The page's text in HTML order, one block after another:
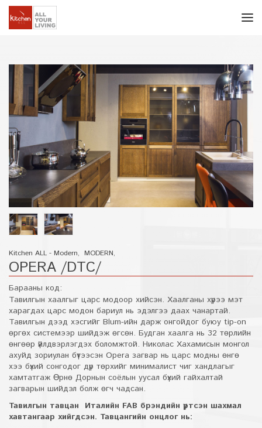
Kitchen ALL - Modern, MODERN,
OPERA /DTC/
Барааны код:
Тавилгын хаалгыг царс модоор хийсэн. Хаалганы хүрээ мэт
харагдах царс модон бариул нь эдэлгээ даах чанартай.
Тавилгын дээд хэсгийг Blum-ийн дарж онгойдог буюу tip-on
өргөх системээр шийдэж өгсөн. Будган хаалга нь 32 төрлийн
өнгөөр үйлдвэрлэгдэх боломжтой. Николас Хахамисын монгол
ахуйд зориулан бүтээсэн Opera загвар нь царс модны өнгө
хээ бүхий сонгодог дүр төрхийг минималист чиг хандлагыг
хамтатгаж Өрнө Дорнын соёлын уусал бүхий гайхалтай
загварын шийдэл болж өгч чадсан.
Тавилгын тавцан Италийн FAB брэндийн үртсэн шахмал
хавтангаар хийгдсэн. Тавцангийн онцлог нь: